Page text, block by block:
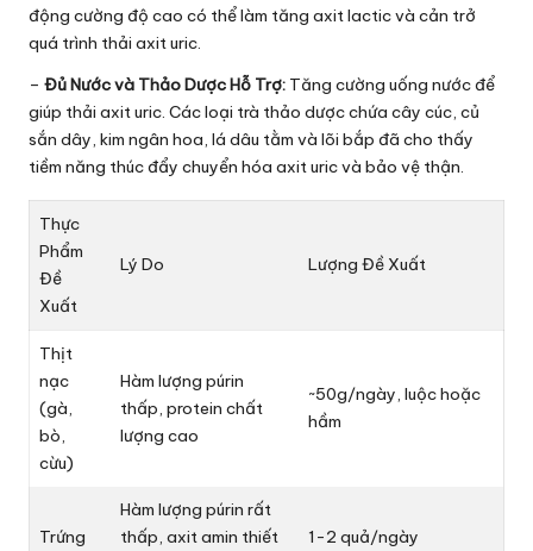
động cường độ cao có thể làm tăng axit lactic và cản trở
quá trình thải axit uric.
– Đủ Nước và Thảo Dược Hỗ Trợ: Tăng cường uống nước để
giúp thải axit uric. Các loại trà thảo dược chứa cây cúc, củ
sắn dây, kim ngân hoa, lá dâu tằm và lõi bắp đã cho thấy
tiềm năng thúc đẩy chuyển hóa axit uric và bảo vệ thận.
Thực
Phẩm
Đề
Xuất
Lý Do Lượng Đề Xuất
Thịt
nạc
(gà,
bò,
cừu)
Hàm lượng púrin
thấp, protein chất
lượng cao
~50g/ngày, luộc hoặc
hầm
Trứng
Hàm lượng púrin rất
thấp, axit amin thiết
1-2 quả/ngày